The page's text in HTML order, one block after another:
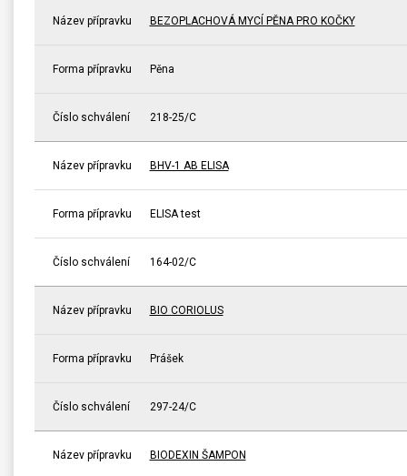
Název přípravku BEZOPLACHOVÁ MYCÍ PĚNA PRO KOČKY
Forma přípravku Pěna
Číslo schválení 218-25/C
Název přípravku BHV-1 AB ELISA
Forma přípravku ELISA test
Číslo schválení 164-02/C
Název přípravku BIO CORIOLUS
Forma přípravku Prášek
Číslo schválení 297-24/C
Název přípravku BIODEXIN ŠAMPON